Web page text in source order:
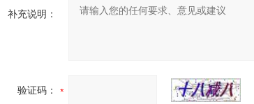
补充说明：
验证码：